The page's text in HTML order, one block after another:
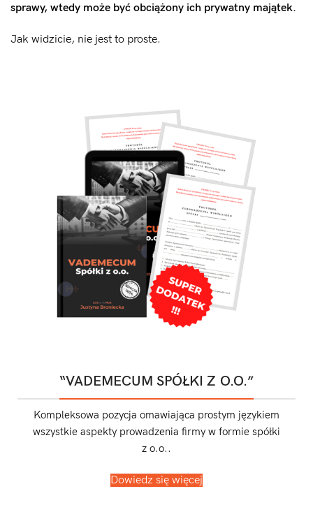
sprawy, wtedy może być obciążony ich prywatny majątek.
Jak widzicie, nie jest to proste.
“VADEMECUM SPÓŁKI Z O.O.”
Kompleksowa pozycja omawiająca prostym językiem
wszystkie aspekty prowadzenia firmy w formie spółki
z o.o..
Dowiedz się więcej